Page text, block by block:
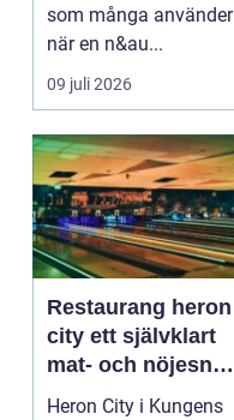
som många använder
när en n&au...
09 juli 2026
Restaurang heron
city ett självklart
mat- och nöjesnav
i kungens kurva
Heron City i Kungens